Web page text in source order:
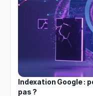
Indexation Google :
pas ?